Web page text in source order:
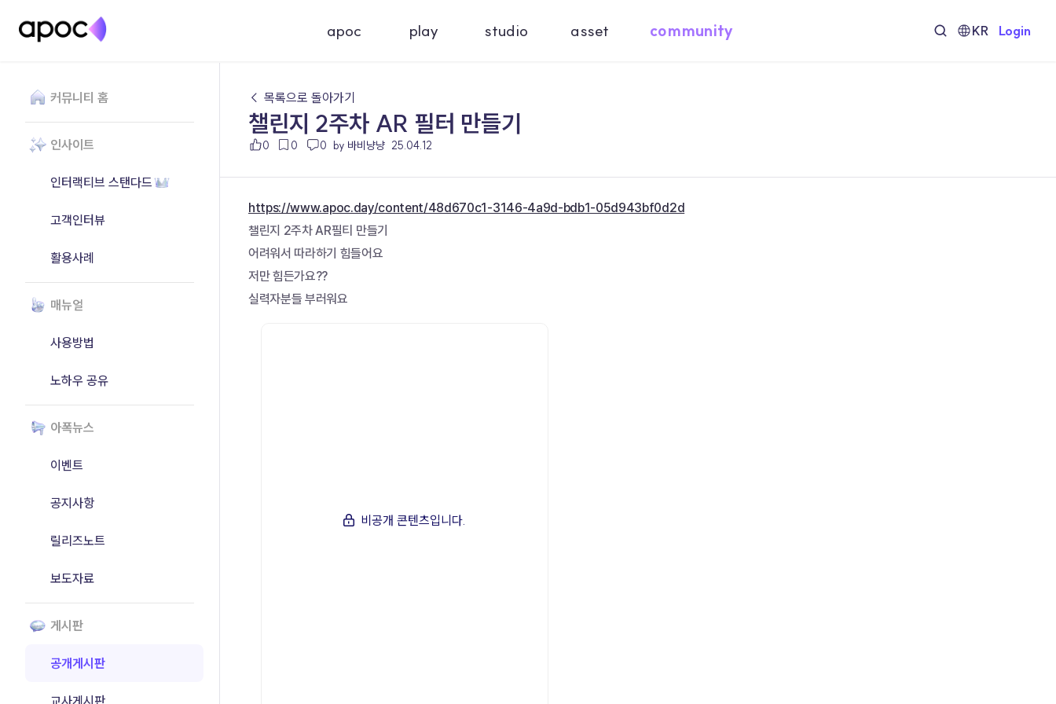
apoc play studio asset community KR Login
커뮤니티 홈
인사이트
인터랙티브 스탠다드
고객인터뷰
활용사례
매뉴얼
사용방법
노하우 공유
아폭뉴스
이벤트
공지사항
릴리즈노트
보도자료
게시판
공개게시판
교사게시판
← 목록으로 돌아가기
챌린지 2주차 AR 필터 만들기
0 0 0 by 바비냥냥 25.04.12
https://www.apoc.day/content/48d670c1-3146-4a9d-bdb1-05d943bf0d2d
챌린지 2주차 AR필티 만들기
어려워서 따라하기 힘들어요
저만 힘든가요??
실력자분들 부러워요